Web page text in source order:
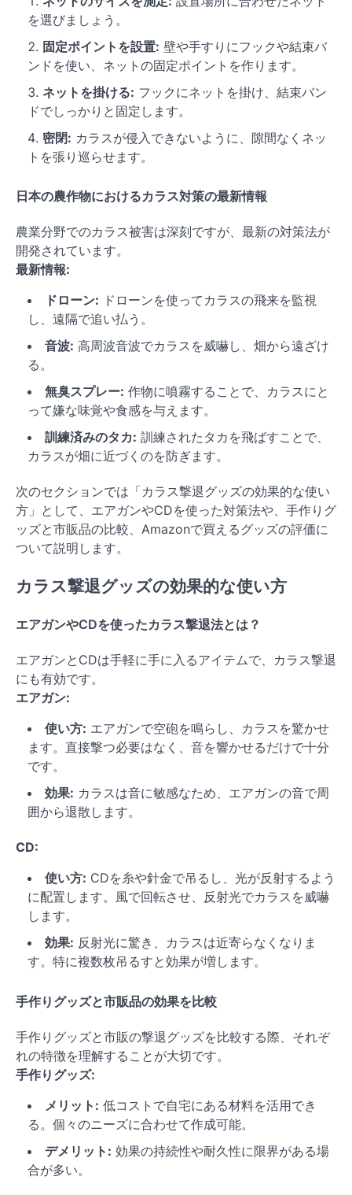
を選びましょう。
固定ポイントを設置: 壁や手すりにフックや結束バ
ンドを使い、ネットの固定ポイントを作ります。
ネットを掛ける: フックにネットを掛け、結束バン
ドでしっかりと固定します。
密閉: カラスが侵入できないように、隙間なくネッ
トを張り巡らせます。
日本の農作物におけるカラス対策の最新情報
農業分野でのカラス被害は深刻ですが、最新の対策法が
開発されています。
最新情報:
ドローン: ドローンを使ってカラスの飛来を監視
し、遠隔で追い払う。
音波: 高周波音波でカラスを威嚇し、畑から遠ざけ
る。
無臭スプレー: 作物に噴霧することで、カラスにと
って嫌な味覚や食感を与えます。
訓練済みのタカ: 訓練されたタカを飛ばすことで、
カラスが畑に近づくのを防ぎます。
次のセクションでは「カラス撃退グッズの効果的な使い
方」として、エアガンやCDを使った対策法や、手作りグ
ッズと市販品の比較、Amazonで買えるグッズの評価に
ついて説明します。
カラス撃退グッズの効果的な使い方
エアガンやCDを使ったカラス撃退法とは？
エアガンとCDは手軽に手に入るアイテムで、カラス撃退
にも有効です。
エアガン:
使い方: エアガンで空砲を鳴らし、カラスを驚かせ
ます。直接撃つ必要はなく、音を響かせるだけで十分
です。
効果: カラスは音に敏感なため、エアガンの音で周
囲から退散します。
CD:
使い方: CDを糸や針金で吊るし、光が反射するよう
に配置します。風で回転させ、反射光でカラスを威嚇
します。
効果: 反射光に驚き、カラスは近寄らなくなりま
す。特に複数枚吊るすと効果が増します。
手作りグッズと市販品の効果を比較
手作りグッズと市販の撃退グッズを比較する際、それぞ
れの特徴を理解することが大切です。
手作りグッズ:
メリット: 低コストで自宅にある材料を活用でき
る。個々のニーズに合わせて作成可能。
デメリット: 効果の持続性や耐久性に限界がある場
合が多い。